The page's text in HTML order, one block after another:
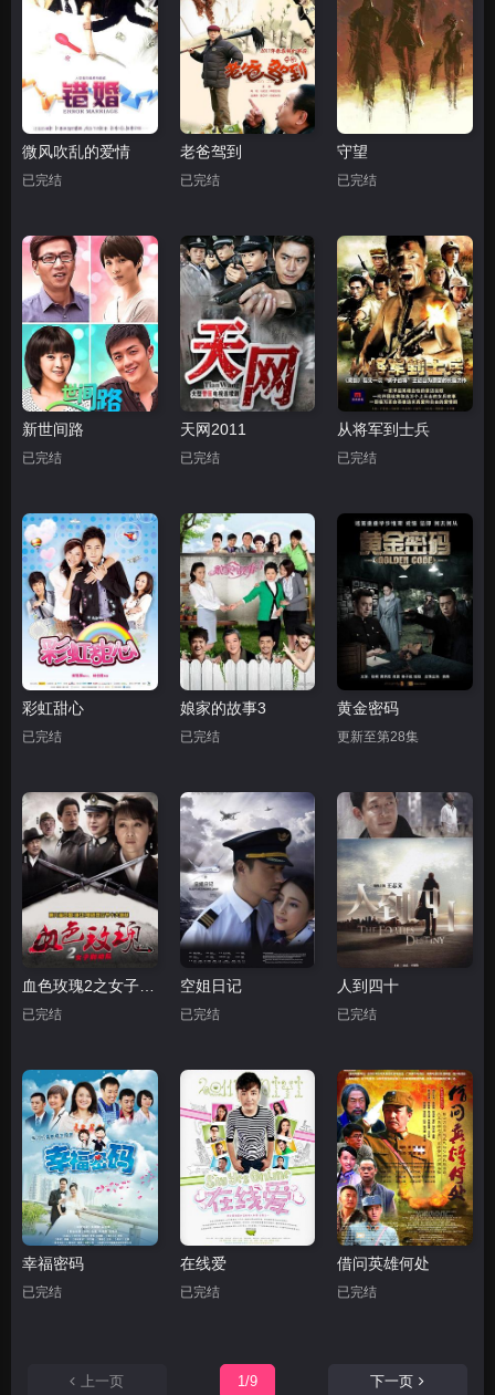
微风吹乱的爱情
已完结
老爸驾到
已完结
守望
已完结
新世间路
已完结
天网2011
已完结
从将军到士兵
已完结
彩虹甜心
已完结
娘家的故事3
已完结
黄金密码
更新至第28集
已完结
空姐日记
已完结
人到四十
已完结
幸福密码
已完结
在线爱
已完结
借问英雄何处
已完结
上一页 1/9 下一页